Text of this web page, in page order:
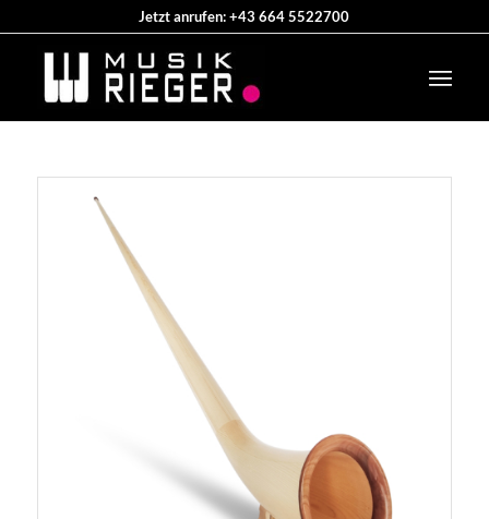
Jetzt anrufen: +43 664 5522700